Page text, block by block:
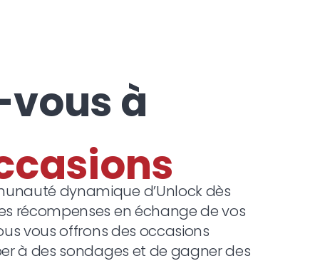
à
dynamique d’Unlock dès
récompenses en échange de vos
vous offrons des occasions
à des sondages et de gagner des